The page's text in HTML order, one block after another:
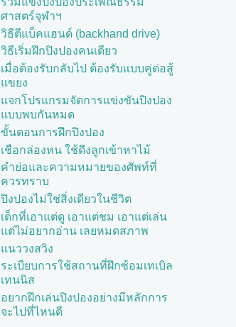
ศาสตร์จุฬาฯ
วิธีตีแบ็คแฮนด์ (backhand drive)
วิธีเริ่มฝึกปิงปองคนเดียว
เมื่อต้องรับกลับไป ต้องรับแบบคู่ต่อสู้
แขยง
แจกโปรแกรมจัดการแข่งขันปิงปอง
แบบพบกันหมด
ขั้นตอนการฝึกปิงปอง
เชือกล่องหน ใช้ดึงลูกเข้าหาไม้
คำย่อและความหมายของศัพท์ที่
ควรทราบ
ปิงปองไม่ใช่สิ่งเดียวในชีวิต
เด็กที่เอาแต่ดู เอาแต่ชม เอาแต่เล่น
แต่ไม่อยากอ่าน เลยหมดสภาพ
แนววงสวิง
ระเบียบการใช้สถานที่ฝึกซ้อมเทเบิล
เทนนิส
อยากฝึกเล่นปิงปองอย่างมีหลักการ
จะไปที่ไหนดี